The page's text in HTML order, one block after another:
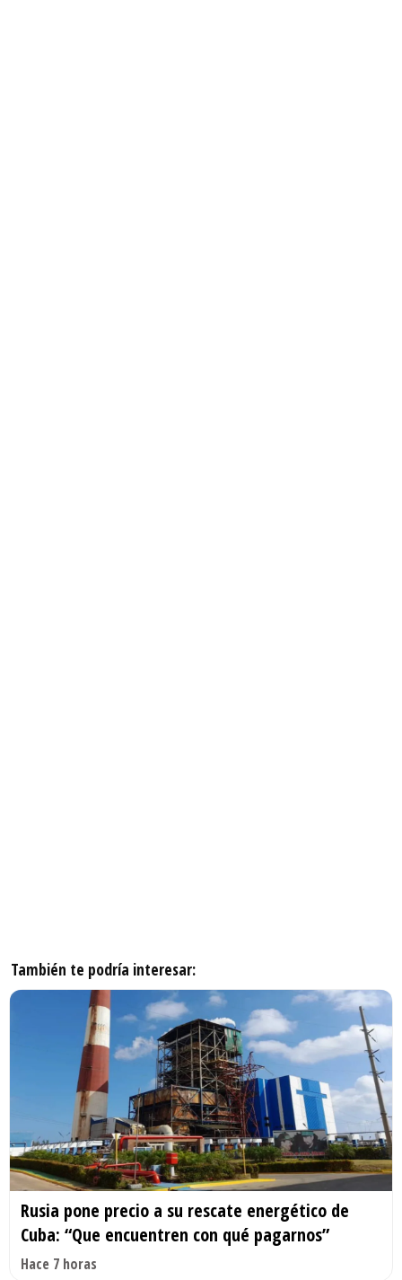
También te podría interesar:
Rusia pone precio a su rescate energético de
Cuba: “Que encuentren con qué pagarnos”
Hace 7 horas